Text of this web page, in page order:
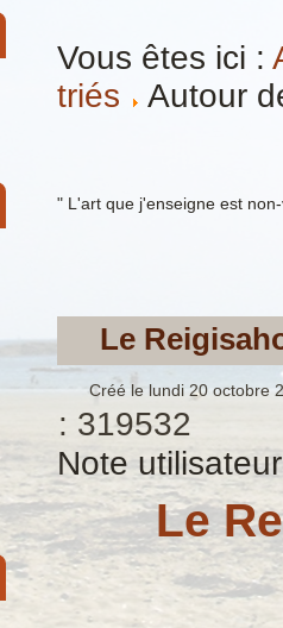
Vous êtes ici :
triés
Autour
" L'art que j'enseigne est
Le
Créé le lundi 20 octobre
: 319532
Note
Le